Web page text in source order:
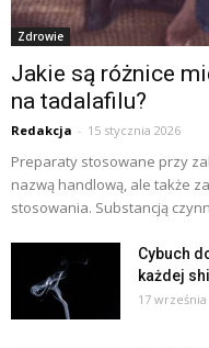
Zdrowie
Jakie są różnice
na tadalafilu?
Redakcja - 15 stycznia 2026
Preparaty stosowane przy
nazwą handlową, ale także
stosowania. Substancją
Cybuch
każdej
17 września